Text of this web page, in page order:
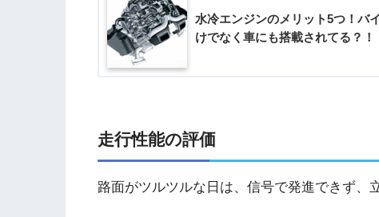
水冷エンジンのメリット5つ！バ
けでなく車にも搭載されてる？！
走行性能の評価
路面がツルツルな日は、信号で発進できず、